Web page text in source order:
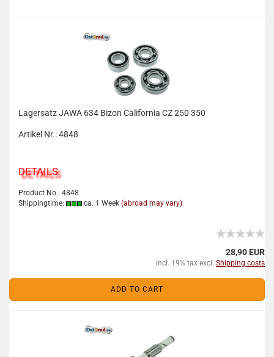
Lagersatz JAWA 634 Bizon California CZ 250 350
Artikel Nr.: 4848
DETAILS
Product No.: 4848
Shippingtime:
ca. 1 Week (abroad may vary)
28,90 EUR
incl. 19% tax excl. Shipping costs
ADD TO CART